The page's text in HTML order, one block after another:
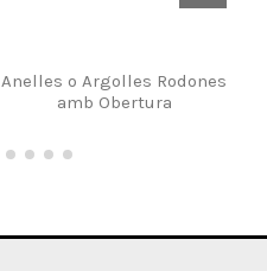
Anelles o Argolles Rodones
amb Obertura